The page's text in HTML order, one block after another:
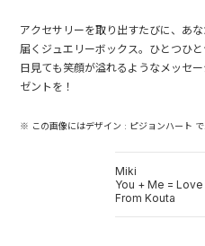
アクセサリーを取り出すたびに、あ
届くジュエリーボックス。ひとつひ
日見ても笑顔が溢れるようなメッセ
ゼントを！
※ この画像にはデザイン : ピジョンハート で
Miki
You + Me = Love
From Kouta